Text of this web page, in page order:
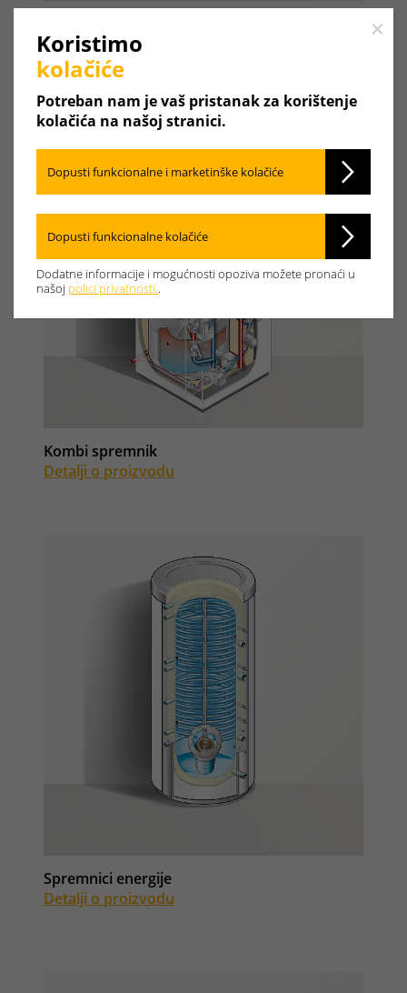
Detalji o proizvodu
Kombi spremnik
Detalji o proizvodu
Spremnici energije
Detalji o proizvodu
Close
Koristimo
kolačiće
Potreban nam je vaš pristanak za korištenje
kolačića na našoj stranici.
Dopusti funkcionalne i marketinške kolačiće
Dopusti funkcionalne kolačiće
Dodatne informacije i mogućnosti opoziva možete pronaći u
našoj polici privatnosti..